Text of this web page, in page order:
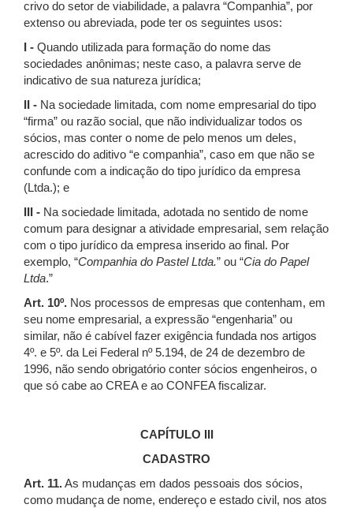
crivo do setor de viabilidade, a palavra “Companhia”, por
extenso ou abreviada, pode ter os seguintes usos:
I - Quando utilizada para formação do nome das
sociedades anônimas; neste caso, a palavra serve de
indicativo de sua natureza jurídica;
II - Na sociedade limitada, com nome empresarial do tipo
“firma” ou razão social, que não individualizar todos os
sócios, mas conter o nome de pelo menos um deles,
acrescido do aditivo “e companhia”, caso em que não se
confunde com a indicação do tipo jurídico da empresa
(Ltda.); e
III - Na sociedade limitada, adotada no sentido de nome
comum para designar a atividade empresarial, sem relação
com o tipo jurídico da empresa inserido ao final. Por
exemplo, “Companhia do Pastel Ltda.” ou “Cia do Papel
Ltda.”
Art. 10º. Nos processos de empresas que contenham, em
seu nome empresarial, a expressão “engenharia” ou
similar, não é cabível fazer exigência fundada nos artigos
4º. e 5º. da Lei Federal nº 5.194, de 24 de dezembro de
1996, não sendo obrigatório conter sócios engenheiros, o
que só cabe ao CREA e ao CONFEA fiscalizar.
CAPÍTULO III
CADASTRO
Art. 11.As mudanças em dados pessoais dos sócios,
como mudança de nome, endereço e estado civil, nos atos